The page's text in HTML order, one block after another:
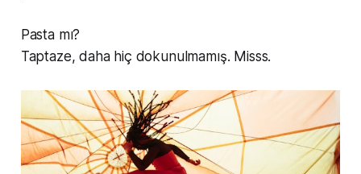
Pasta mı?
Taptaze, daha hiç dokunulmamış. Misss.